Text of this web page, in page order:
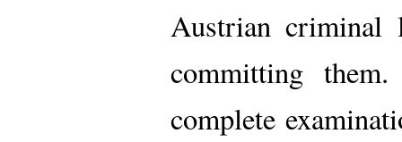
Austrian criminal
committing
complete